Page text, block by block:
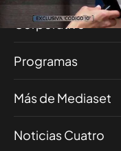
Corporativo
Programas
Más de Mediaset
Noticias Cuatro